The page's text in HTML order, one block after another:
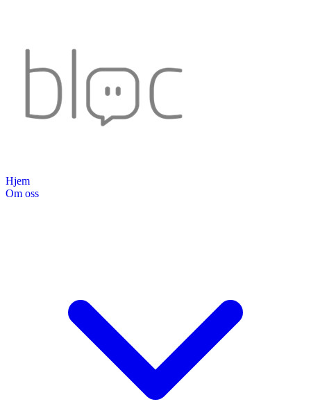
Hjem
Om oss